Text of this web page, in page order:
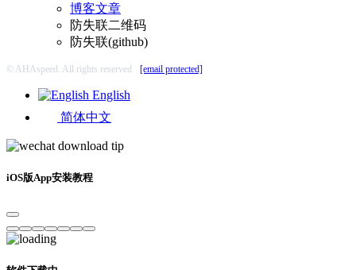
博客文章
防失联二维码
防失联(github)
© AHAspeed. All rights reserved [email protected]
English
简体中文
iOS版App安装教程
软件下载中...